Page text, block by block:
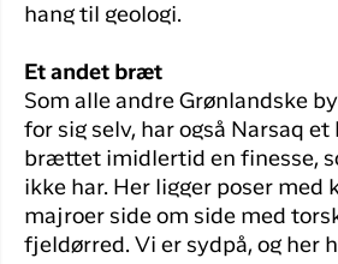
hang til geologi.
Et andet bræt
Som alle andre Grønlandske
for sig selv, har også Narsaq
brættet imidlertid en finesse,
ikke har. Her ligger poser med
majroer side om side med
fjeldørred. Vi er sydpå, og her